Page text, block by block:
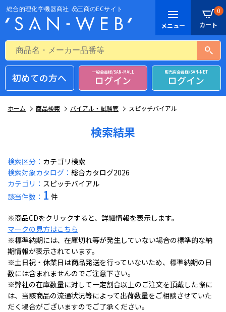
0
初めての方へ 一般会員様/SAN-MALL
ログイン
販売店会員様/SAN-NET
ログイン
ホーム 商品検索 バイアル・試験管 スピッチバイアル
検索結果
検索区分： カテゴリ検索
検索対象カタログ： 総合カタログ2026
カテゴリ： スピッチバイアル
該当件数： 1 件
※商品CDをクリックすると、詳細情報を表示します。
マークの見方はこちら
※標準納期には、在庫切れ等が発生していない場合の標準的な納
期情報が表示されています。
※土日祝・休業日は商品発送を行っていないため、標準納期の日
数には含まれませんのでご注意下さい。
※弊社の在庫数量に対して一定割合以上のご注文を頂戴した際に
は、当該商品の流通状況等によって出荷数量をご相談させていた
だく場合がございますのでご了承ください。